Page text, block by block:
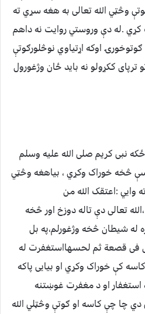
وڅټي الله تعالی به هغه سړي ته
.له دې وروستي روایت نه داهم
اوکه اړتیاوي نوڅلورګوتې
ککړولو نه باید ځان وژغورول
نبی کریم صلی الله علیه وسلم
څخه خوراک وکړي ، بیاهغه وڅټي
وايي :اعتقک الله من
تعالی دې تاله دوزخ اور څخه
شیطان څخه وژغورلم،په بل
قصعة ثم لحسهااستغفرت له
کې خوراک وکړي او بیایی پاکه
استغفار او د مغفرت غوښتنه
چا چې کاسه او ګوتې وڅټلي الله